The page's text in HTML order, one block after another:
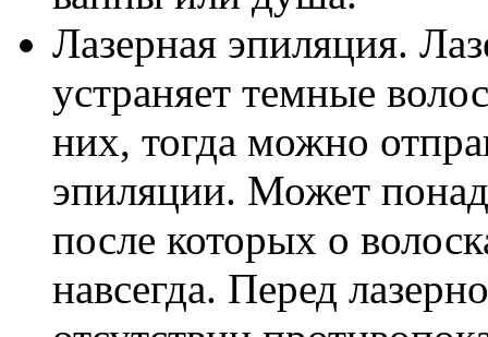
Лазерная эпиляция.
устраняет темные
них, тогда можно
эпиляции. Может
после которых о
навсегда. Перед